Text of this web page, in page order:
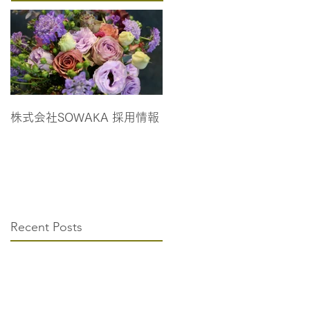
株式会社SOWAKA 採用情報
Recent Posts